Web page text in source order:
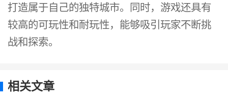
打造属于自己的独特城市。同时，游戏还具有
较高的可玩性和耐玩性，能够吸引玩家不断挑
战和探索。
相关文章